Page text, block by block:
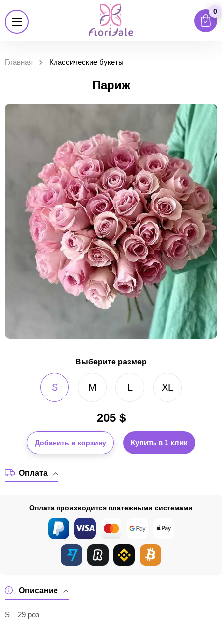
0
Главная Классические букеты
Париж
Выберите размер
S M L XL
205$
Добавить в корзину Купить в 1 клик
Описание
S – 29 роз
Оплата
Оплата производится платежными системами